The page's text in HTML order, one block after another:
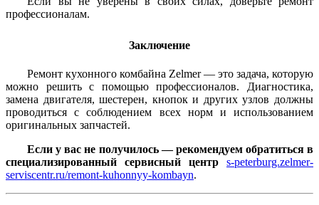
профессионалам.
Заключение
Ремонт кухонного комбайна Zelmer — это задача, которую
можно решить с помощью профессионалов. Диагностика,
замена двигателя, шестерен, кнопок и других узлов должны
проводиться с соблюдением всех норм и использованием
оригинальных запчастей.
Если у вас не получилось — рекомендуем обратиться в
специализированный сервисный центр
s-peterburg.zelmer-
serviscentr.ru/remont-kuhonnyy-kombayn.